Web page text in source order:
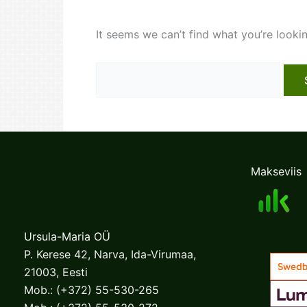
It seems we can’t find what you’re
Ursula-Maria OÜ
P. Kerese 42, Narva, Ida-Virumaa,
21003, Eesti
Mob.: (+372) 55-530-265
Makseviis